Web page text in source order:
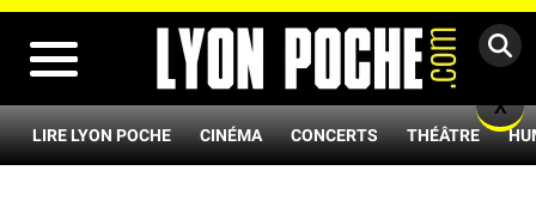
LIRE LYON POCHE CINÉMA CONCERTS THÉÂTRE
X